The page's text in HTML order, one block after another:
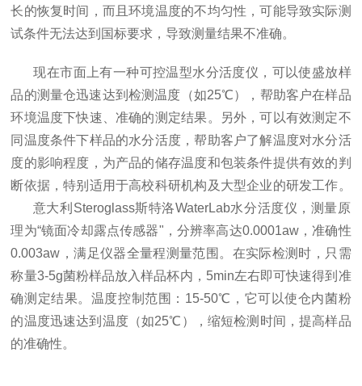
长的恢复时间，而且环境温度的不均匀性，可能导致实际测
试条件无法达到国标要求，导致测量结果不准确。
现在市面上有一种可控温型水分活度仪，可以使盛放样
品的测量仓迅速达到检测温度（如25℃），帮助客户在样品
环境温度下快速、准确的测定结果。另外，可以有效测定不
同温度条件下样品的水分活度，帮助客户了解温度对水分活
度的影响程度，为产品的储存温度和包装条件提供有效的判
断依据，特别适用于高校科研机构及大型企业的研发工作。
意大利Steroglass斯特洛WaterLab水分活度仪，测量原
理为“镜面冷却露点传感器"，分辨率高达0.0001aw，准确性
0.003aw，满足仪器全量程测量范围。在实际检测时，只需
称量3-5g菌粉样品放入样品杯内，5min左右即可快速得到准
确测定结果。温度控制范围：15-50℃，它可以使仓内菌粉
的温度迅速达到 温度（如25℃），缩短检测时间，提高样品
的准确性。